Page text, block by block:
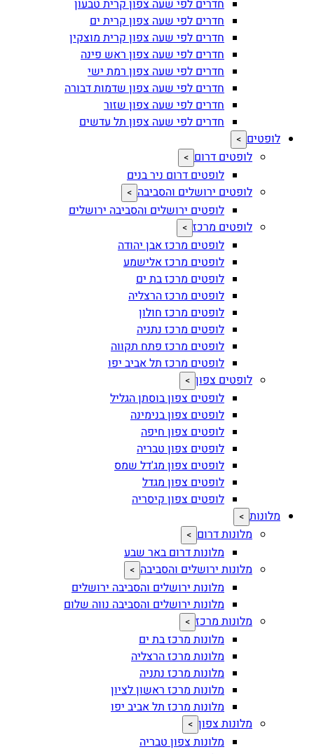
חדרים לפי שעה צפון קרית טבעון
חדרים לפי שעה צפון קרית ים
חדרים לפי שעה צפון קרית מוצקין
חדרים לפי שעה צפון ראש פינה
חדרים לפי שעה צפון רמת ישי
חדרים לפי שעה צפון שדמות דבורה
חדרים לפי שעה צפון שזור
חדרים לפי שעה צפון תל עדשים
לופטים >
לופטים דרום >
לופטים דרום ניר בנים
לופטים ירושלים והסביבה >
לופטים ירושלים והסביבה ירושלים
לופטים מרכז >
לופטים מרכז אבן יהודה
לופטים מרכז אלישמע
לופטים מרכז בת ים
לופטים מרכז הרצליה
לופטים מרכז חולון
לופטים מרכז נתניה
לופטים מרכז פתח תקווה
לופטים מרכז תל אביב יפו
לופטים צפון >
לופטים צפון בוסתן הגליל
לופטים צפון בנימינה
לופטים צפון חיפה
לופטים צפון טבריה
לופטים צפון מג'דל שמס
לופטים צפון מגדל
לופטים צפון קיסריה
מלונות >
מלונות דרום >
מלונות דרום באר שבע
מלונות ירושלים והסביבה >
מלונות ירושלים והסביבה ירושלים
מלונות ירושלים והסביבה נווה שלום
מלונות מרכז >
מלונות מרכז בת ים
מלונות מרכז הרצליה
מלונות מרכז נתניה
מלונות מרכז ראשון לציון
מלונות מרכז תל אביב יפו
מלונות צפון >
מלונות צפון טבריה